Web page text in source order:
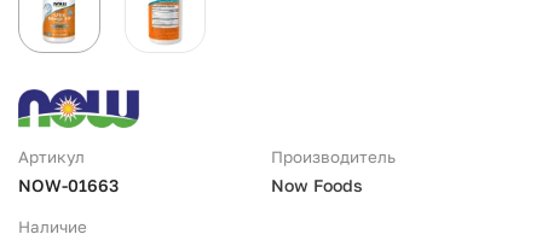
Артикул
NOW-01663
Производитель
Now Foods
Наличие